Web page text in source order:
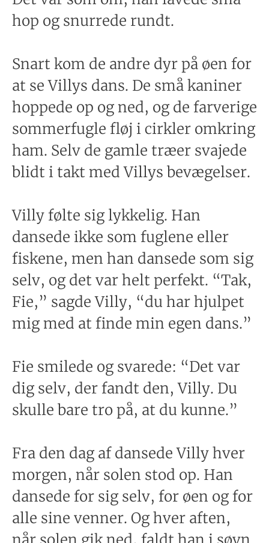
hop og snurrede rundt.
Snart kom de andre dyr på øen for
at se Villys dans. De små kaniner
hoppede op og ned, og de farverige
sommerfugle fløj i cirkler omkring
ham. Selv de gamle træer svajede
blidt i takt med Villys bevægelser.
Villy følte sig lykkelig. Han
dansede ikke som fuglene eller
fiskene, men han dansede som sig
selv, og det var helt perfekt. “Tak,
Fie,” sagde Villy, “du har hjulpet
mig med at finde min egen dans.”
Fie smilede og svarede: “Det var
dig selv, der fandt den, Villy. Du
skulle bare tro på, at du kunne.”
Fra den dag af dansede Villy hver
morgen, når solen stod op. Han
dansede for sig selv, for øen og for
alle sine venner. Og hver aften,